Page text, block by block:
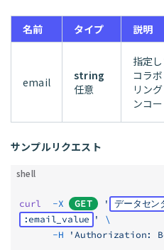
名前 タイプ 説明
email
string
任意
指定
コラ
リン
ンコ
サンプルリクエスト
shell
curl
  -X
GET ' データセン
:email_value '
\
      -H
'Authorization: